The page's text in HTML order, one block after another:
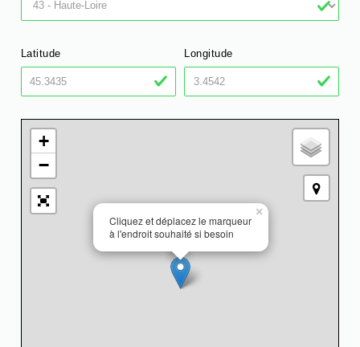
Latitude Longitude
Cliquez et déplacez le marqueur
à l'endroit souhaité si besoin
×
+
−